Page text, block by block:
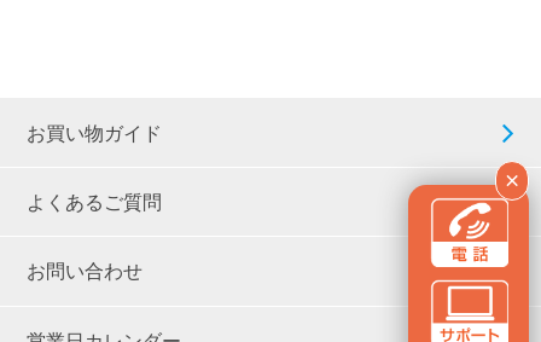
×
お買い物ガイド
よくあるご質問
お問い合わせ